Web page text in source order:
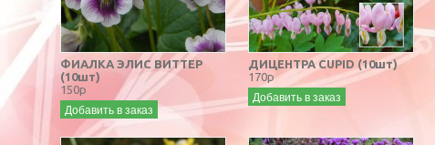
ФИАЛКА ЭЛИС ВИТТЕР
(10шт)
150р
Добавить в заказ
ДИЦЕНТРА CUPID (10шт)
170р
Добавить в заказ